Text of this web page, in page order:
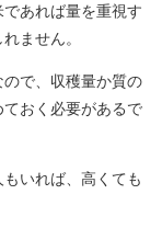
あれば量を重視す
ません。
で、収穫量か質の
おく必要があるで
いれば、高くても